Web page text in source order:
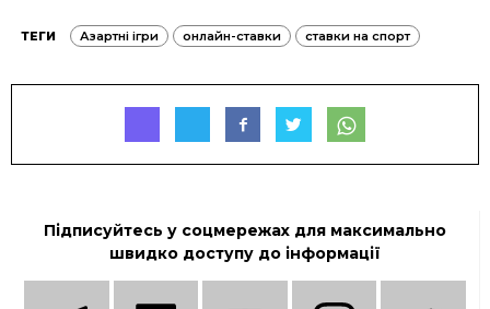
ТЕГИ Азартні ігри онлайн-ставки ставки на спорт
Підписуйтесь у соцмережах для максимально
швидко доступу до інформації